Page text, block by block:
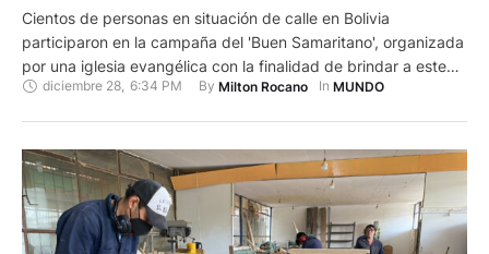
Cientos de personas en situación de calle en Bolivia
participaron en la campaña del 'Buen Samaritano', organizada
por una iglesia evangélica con la finalidad de brindar a este
sector de la población aseo, alimentación, atención médica y
diciembre 28, 6:34 PM By Milton Rocano In MUNDO